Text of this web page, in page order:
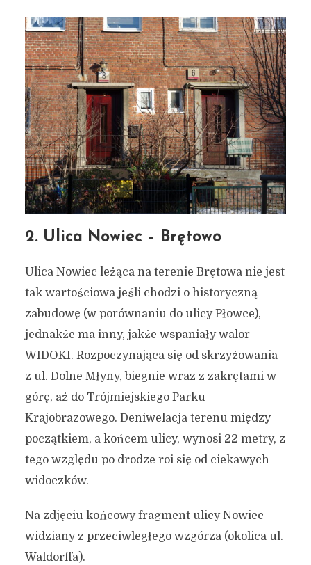
2. Ulica Nowiec – Brętowo
Ulica Nowiec leżąca na terenie Brętowa nie jest
tak wartościowa jeśli chodzi o historyczną
zabudowę (w porównaniu do ulicy Płowce),
jednakże ma inny, jakże wspaniały walor –
WIDOKI. Rozpoczynająca się od skrzyżowania
z ul. Dolne Młyny, biegnie wraz z zakrętami w
górę, aż do Trójmiejskiego Parku
Krajobrazowego. Deniwelacja terenu między
początkiem, a końcem ulicy, wynosi 22 metry, z
tego względu po drodze roi się od ciekawych
widoczków.
Na zdjęciu końcowy fragment ulicy Nowiec
widziany z przeciwległego wzgórza (okolica ul.
Waldorffa).